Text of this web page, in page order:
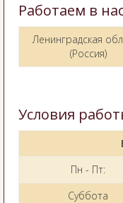
Работаем в
Ленинградская
(Россия)
Условия
Пн - Пт:
Суббота